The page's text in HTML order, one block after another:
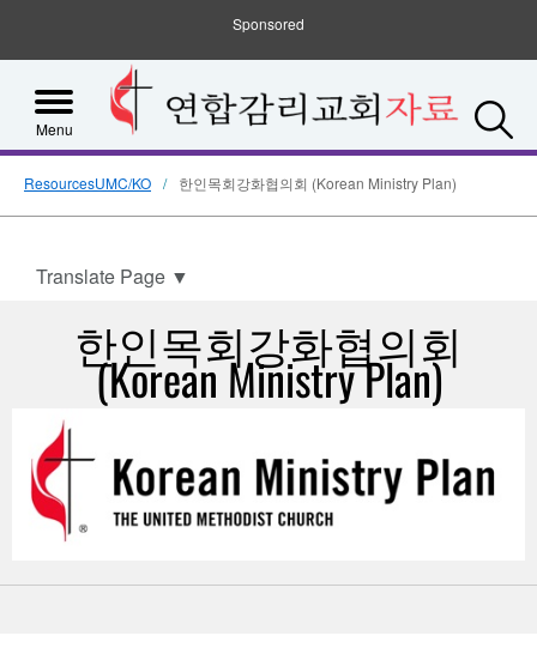
Sponsored
Menu
ResourcesUMC/KO 한인목회강화협의회 (Korean Ministry Plan)
Translate Page ▼
한인목회강화협의회
(Korean Ministry Plan)